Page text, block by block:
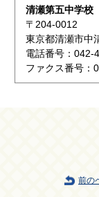
清瀬第五中学校
〒204-0012
東京都清瀬市中
電話番号：042-
ファクス番号：
前の